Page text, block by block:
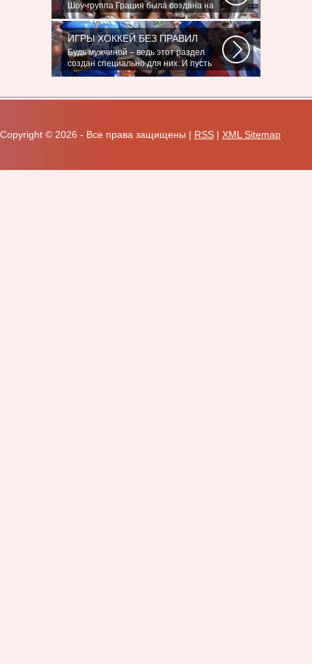
Шоу-группа Грация была создана на
базе ярославского шейпинг-центра
для...
ИГРЫ ХОККЕЙ БЕЗ ПРАВИЛ
Будь мужчиной – ведь этот раздел
создан специально для них. И пусть
злопыхатели...
Copyright © 2026 - Все права защищены | RSS | XML Sitemap